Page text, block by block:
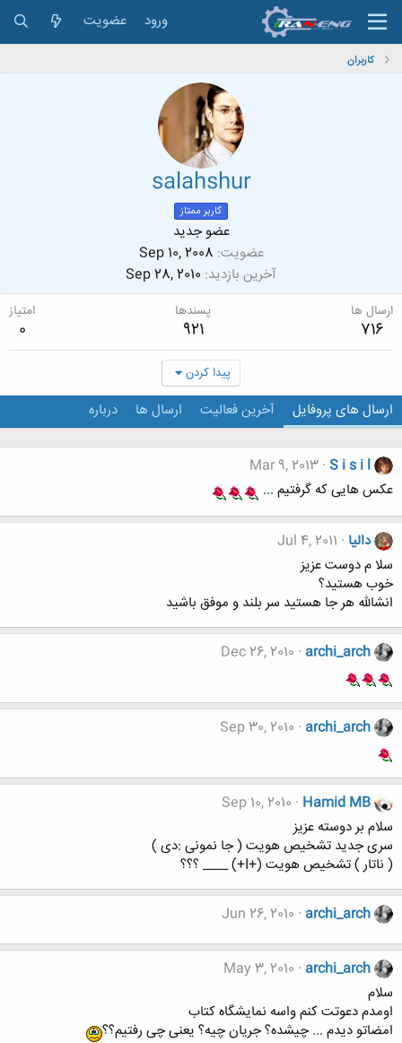
ورود عضویت
کاربران
salahshur
کاربر ممتاز
عضو جدید
عضویت Sep 10, 2008
آخرین بازدید Sep 28, 2010
ارسال ها
716
پسندها
921
امتیاز
0
پیدا کردن
ارسال های پروفایل آخرین فعالیت ارسال ها درباره
S i s i l
Mar 9, 2013
عکس هایی که گرفتیم ...
دالیا Jul 4, 2011
سلا م دوست عزیز
خوب هستید؟
انشالله هر جا هستید سر بلند و موفق باشید
archi_arch
Dec 26, 2010
archi_arch
Sep 30, 2010
Hamid MB
Sep 10, 2010
سلام بر دوسته عزیز
سری جدید تشخیص هویت ( جا نمونی :دی )
( ناتار ) تشخیص هویت (+I+) ____ ؟؟؟
archi_arch
Jun 26, 2010
archi_arch
May 3, 2010
سلام
اومدم دعوتت کنم واسه نمایشگاه کتاب
امضاتو دیدم ... چیشده؟ جریان چیه؟ یعنی چی رفتیم؟؟